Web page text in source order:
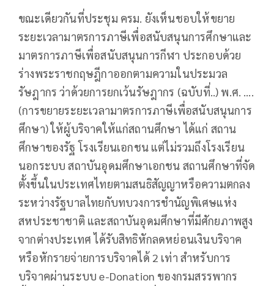
ขณะเดียวกันที่ประชุม ครม. ยังเห็นชอบให้ขยาย
ระยะเวลามาตรการภาษีเพื่อสนับสนุนการศึกษาและ
มาตรการภาษีเพื่อสนับสนุนการกีฬา ประกอบด้วย
ร่างพระราชกฤษฎีกาออกตามความในประมวล
รัษฎากร ว่าด้วยการยกเว้นรัษฎากร (ฉบับที่..) พ.ศ. ….
(การขยายระยะเวลามาตรการภาษีเพื่อสนับสนุนการ
ศึกษา) ให้ผู้บริจาคให้แก่สถานศึกษา ได้แก่ สถาน
ศึกษาของรัฐ โรงเรียนเอกชน แต่ไม่รวมถึงโรงเรียน
นอกระบบ สถาบันอุดมศึกษาเอกชน สถานศึกษาที่จัด
ตั้งขึ้นในประเทศไทยตามสนธิสัญญาหรือความตกลง
ระหว่างรัฐบาลไทยกับทบวงการชำนัญพิเศษแห่ง
สหประชาชาติ และสถาบันอุดมศึกษาที่มีศักยภาพสูง
จากต่างประเทศ ได้รับสิทธิหักลดหย่อนเงินบริจาค
หรือหักรายจ่ายการบริจาคได้ 2 เท่า สำหรับการ
บริจาคผ่านระบบ e-Donation ของกรมสรรพากร